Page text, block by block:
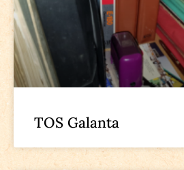
TOS Galanta